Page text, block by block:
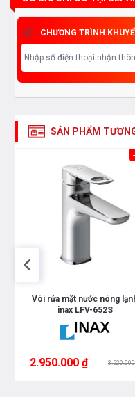
Bạn quan tâm
cũng như các
bị nhà bếp vui
hotline
CHƯƠNG TRÌNH
SẢN PHẨM
Vòi rửa mặt nước nóng
inax LFV-652S
2.950.000 ₫